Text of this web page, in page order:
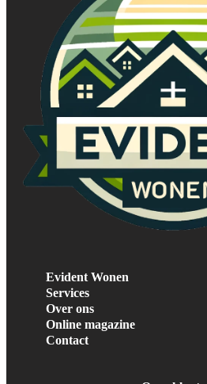
Evident Wonen
Services
Over ons
Online magazine
Contact